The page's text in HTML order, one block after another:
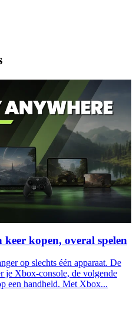
kopen, overal spelen
op slechts één apparaat. De
je Xbox-console, de volgende
een handheld. Met Xbox...